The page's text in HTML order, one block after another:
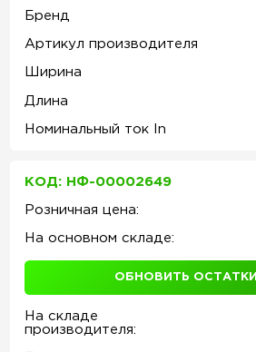
Бренд
Артикул производителя
Ширина
Длина
Номинальный ток In
КОД: НФ-00002649
Розничная цена:
На основном складе:
ОБНОВИТЬ ОСТАТКИ
На складе
производителя: